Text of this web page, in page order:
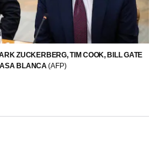
ZUCKERBERG, TIM COOK, BILL GATE
BLANCA(AFP)